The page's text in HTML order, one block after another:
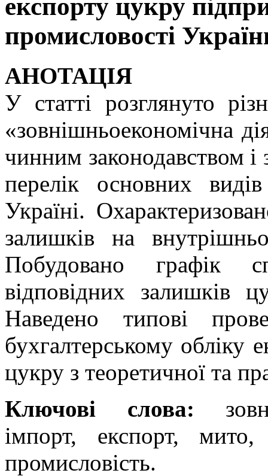
експорту цукру
промисловості
АНОТАЦІЯ
У статті розглянуто
«зовнішньоекономічна
чинним законодавством і
перелік основних
Україні.
залишків на
Побудовано графік
відповідних залишків
Наведено типові
бухгалтерському обліку
цукру з теоретичної та
Ключові слова:
імпорт, експорт, мито,
промисловість.